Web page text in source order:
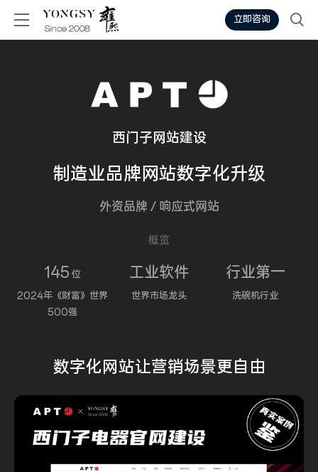
立即咨询
西门子网站建设
制造业品牌网站数字化升级
外资品牌 / 响应式网站
概览
145 位
2024年《财富》世界
500强
工业软件
世界市场龙头‌
行业第一
洗碗机行业
数字化网站让营销场景更自由